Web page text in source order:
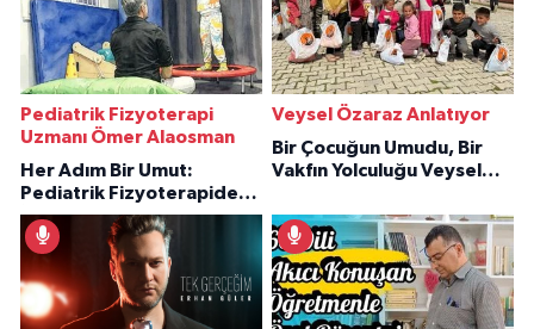
Pediatrik Fizyoterapi
Uzmanı Ömer Alaosman
Her Adım Bir Umut:
Pediatrik Fizyoterapiden
İlham Veren Hikâyeler
Veysel Özaraz Anlatıyor
Bir Çocuğun Umudu, Bir
Vakfın Yolculuğu Veysel